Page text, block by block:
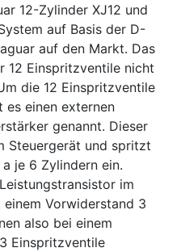
12-Zylinder XJ12 und
auf Basis der D-
auf den Markt. Das
12 Einspritzventile nicht
die 12 Einspritzventile
es einen externen
genannt. Dieser
Steuergerät und spritzt
je 6 Zylindern ein.
im
Vorwiderstand 3
also bei einem
Einspritzventile